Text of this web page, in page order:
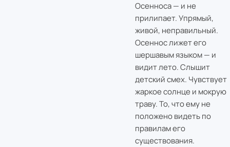
Осенноса — и не
прилипает. Упрямый,
живой, неправильный.
Осеннос лижет его
шершавым языком — и
видит лето. Слышит
детский смех. Чувствует
жаркое солнце и мокрую
траву. То, что ему не
положено видеть по
правилам его
существования.